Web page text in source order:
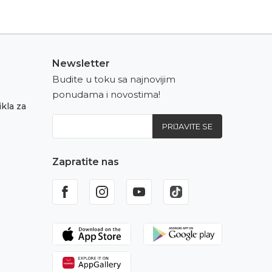
za
Newsletter
Budite u toku sa najnovijim
ponudama i novostima!
PRIJAVITE SE
Zapratite nas